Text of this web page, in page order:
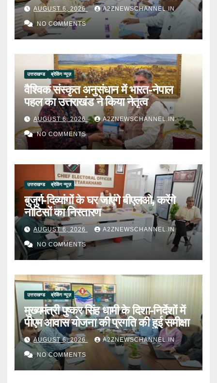
AUGUST 6, 2026 A2ZNEWSCHANNEL.IN
NO COMMENTS
उत्तराखण्ड ब्रेकिंग न्यूज़
वैश्विक संस्कृत अनुसंधान में भारत-नेपाल
पहल का उत्तराखंड ने किया नेतृत्व
AUGUST 6, 2026 A2ZNEWSCHANNEL.IN
NO COMMENTS
उत्तराखण्ड ब्रेकिंग न्यूज़
बुजुर्ग-दिव्यांगों के घर जाएंगे बीएलओ, करेंगे
नोटिसों का निस्तारण
AUGUST 6, 2026 A2ZNEWSCHANNEL.IN
NO COMMENTS
उत्तराखण्ड ब्रेकिंग न्यूज़
मुख्यमंत्री पुष्कर सिंह धामी के दिशा-निर्देशों में
पीएम आवास योजना की प्रगति की हुई समीक्षा
AUGUST 6, 2026 A2ZNEWSCHANNEL.IN
NO COMMENTS